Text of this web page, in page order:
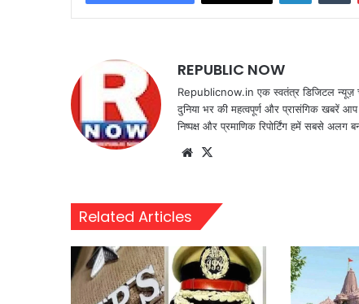
REPUBLIC NOW
Republicnow.in एक स्वतंत्र डिजिटल न्यूज़
दुनिया भर की महत्वपूर्ण और प्रासंगिक खबरें
निष्पक्ष और प्रमाणिक रिपोर्टिंग हमें सबसे अलग
Website
Related Articles